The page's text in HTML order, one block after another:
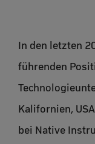
In den letzten
führenden
Kalifornien,
bei Native